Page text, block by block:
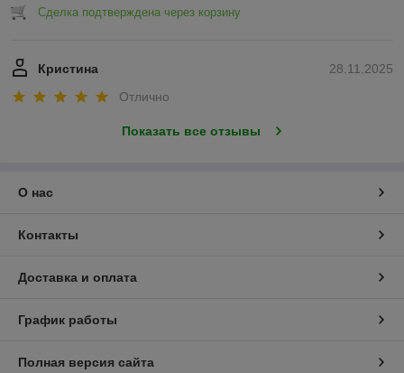
Сделка подтверждена через корзину
28.11.2025
Кристина
Отлично
Показать все отзывы
О нас
Контакты
Доставка и оплата
График работы
Полная версия сайта